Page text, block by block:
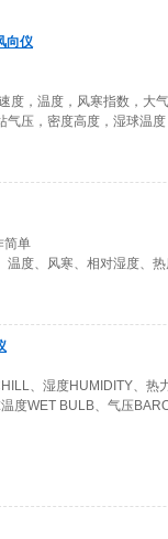
向仪
度，温度，风寒指数，大
压，密度高度，湿球温度
简单
度、风寒、相对湿度、
、湿度HUMIDITY、热
度WET BULB、气压